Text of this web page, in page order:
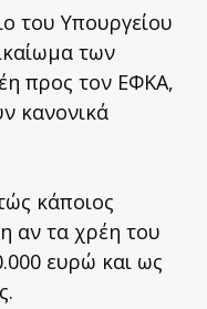
του Υπουργείου
των
προς τον ΕΦΚΑ,
κανονικά
κάποιος
αν τα χρέη του
ευρώ και ως